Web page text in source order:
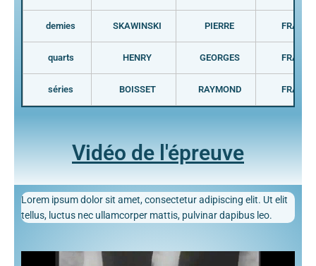
demies SKAWINSKI PIERRE FRA
quarts HENRY GEORGES FRA
séries BOISSET RAYMOND FRA
Vidéo de l'épreuve
Lorem ipsum dolor sit amet, consectetur adipiscing elit. Ut elit
tellus, luctus nec ullamcorper mattis, pulvinar dapibus leo.